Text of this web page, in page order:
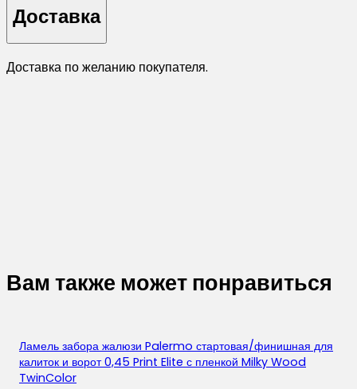
Доставка
Доставка по желанию покупателя.
Вам также может понравиться
Ламель забора жалюзи Palermo стартовая/финишная для
калиток и ворот 0,45 Print Elite с пленкой Milky Wood
TwinColor